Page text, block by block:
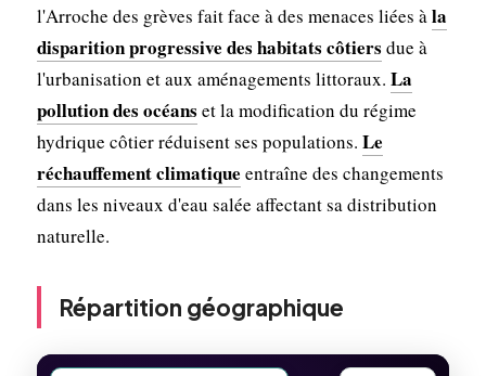
l'Arroche des grèves fait face à des menaces liées àla
disparition progressive des habitats côtiers due à
l'urbanisation et aux aménagements littoraux. La
pollution des océans et la modification du régime
hydrique côtier réduisent ses populations. Le
réchauffement climatique entraîne des changements
dans les niveaux d'eau salée affectant sa distribution
naturelle.
Répartition géographique